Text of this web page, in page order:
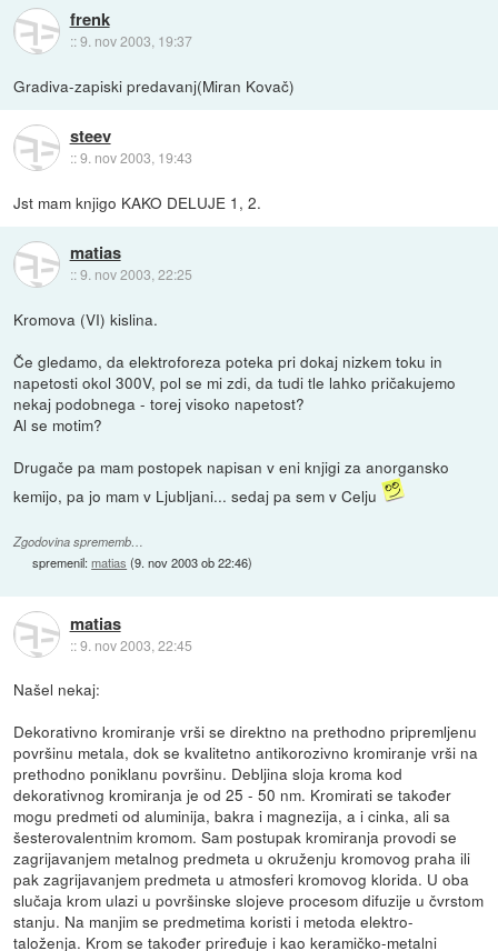
frenk
::9. nov 2003, 19:37
Gradiva-zapiski predavanj(Miran Kovač)
steev
::9. nov 2003, 19:43
Jst mam knjigo KAKO DELUJE 1, 2.
matias
::9. nov 2003, 22:25
Kromova (VI) kislina.
Če gledamo, da elektroforeza poteka pri dokaj nizkem toku in
napetosti okol 300V, pol se mi zdi, da tudi tle lahko pričakujemo
nekaj podobnega - torej visoko napetost?
Al se motim?
Drugače pa mam postopek napisan v eni knjigi za anorgansko
kemijo, pa jo mam v Ljubljani... sedaj pa sem v Celju
Zgodovina sprememb…
spremenil:matias (9. nov 2003 ob 22:46)
matias
::9. nov 2003, 22:45
Našel nekaj:
Dekorativno kromiranje vrši se direktno na prethodno pripremljenu
površinu metala, dok se kvalitetno antikorozivno kromiranje vrši na
prethodno poniklanu površinu. Debljina sloja kroma kod
dekorativnog kromiranja je od 25 - 50 nm. Kromirati se također
mogu predmeti od aluminija, bakra i magnezija, a i cinka, ali sa
šesterovalentnim kromom. Sam postupak kromiranja provodi se
zagrijavanjem metalnog predmeta u okruženju kromovog praha ili
pak zagrijavanjem predmeta u atmosferi kromovog klorida. U oba
slučaja krom ulazi u površinske slojeve procesom difuzije u čvrstom
stanju. Na manjim se predmetima koristi i metoda elektro-
taloženja. Krom se također priređuje i kao keramičko-metalni